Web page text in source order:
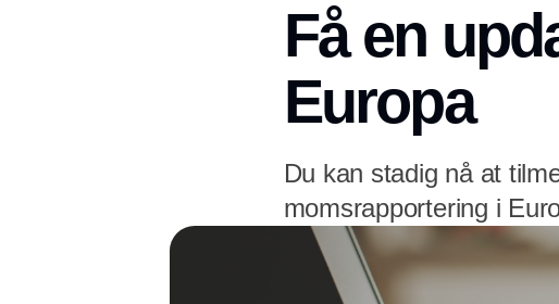
Få en
Europa
Du kan stadig nå at
momsrapportering i